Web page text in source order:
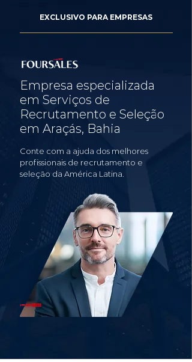
EXCLUSIVO PARA EMPRESAS
Empresa especializada
em Serviços de
Recrutamento e Seleção
em Araçás, Bahia
Conte com a ajuda dos melhores
profissionais de recrutamento e
seleção da América Latina.